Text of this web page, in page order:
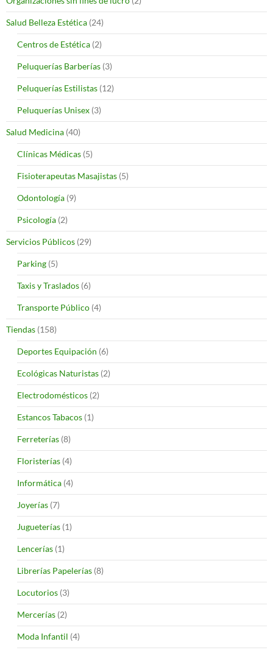
Salud Belleza Estética (24)
Centros de Estética (2)
Peluquerías Barberías (3)
Peluquerías Estilistas (12)
Peluquerías Unisex (3)
Salud Medicina (40)
Clínicas Médicas (5)
Fisioterapeutas Masajistas (5)
Odontología (9)
Psicología (2)
Servicios Públicos (29)
Parking (5)
Taxis y Traslados (6)
Transporte Público (4)
Tiendas (158)
Deportes Equipación (6)
Ecológicas Naturistas (2)
Electrodomésticos (2)
Estancos Tabacos (1)
Ferreterías (8)
Floristerías (4)
Informática (4)
Joyerías (7)
Jugueterías (1)
Lencerías (1)
Librerías Papelerías (8)
Locutorios (3)
Mercerías (2)
Moda Infantil (4)